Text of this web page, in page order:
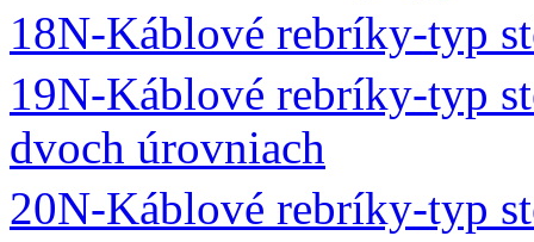
18N-Káblové rebríky-typ
19N-Káblové rebríky-typ
dvoch úrovniach
20N-Káblové rebríky-typ